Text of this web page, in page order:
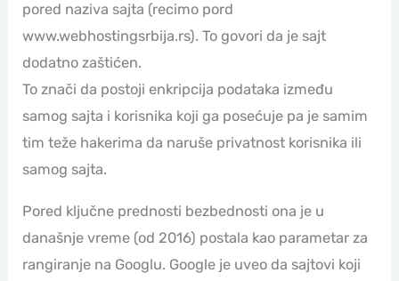
pored naziva sajta (recimo pord
www.webhostingsrbija.rs). To govori da je sajt
dodatno zaštićen.
To znači da postoji enkripcija podataka između
samog sajta i korisnika koji ga posećuje pa je samim
tim teže hakerima da naruše privatnost korisnika ili
samog sajta.
Pored ključne prednosti bezbednosti ona je u
današnje vreme (od 2016) postala kao parametar za
rangiranje na Googlu. Google je uveo da sajtovi koji